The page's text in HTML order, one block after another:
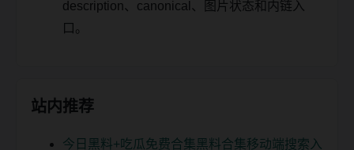
description、canonical、图片状态和内链入
口。
站内推荐
今日黑料+吃瓜免费合集黑料合集移动端搜索入